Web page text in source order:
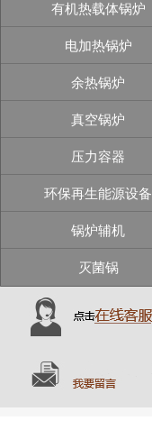
有机热载体锅炉
电加热锅炉
余热锅炉
真空锅炉
压力容器
环保再生能源设备
锅炉辅机
灭菌锅